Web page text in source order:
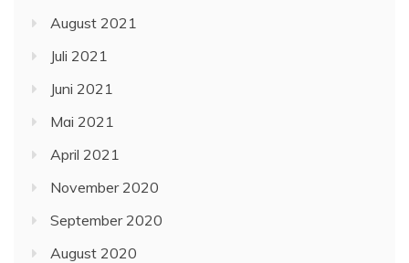
August 2021
Juli 2021
Juni 2021
Mai 2021
April 2021
November 2020
September 2020
August 2020